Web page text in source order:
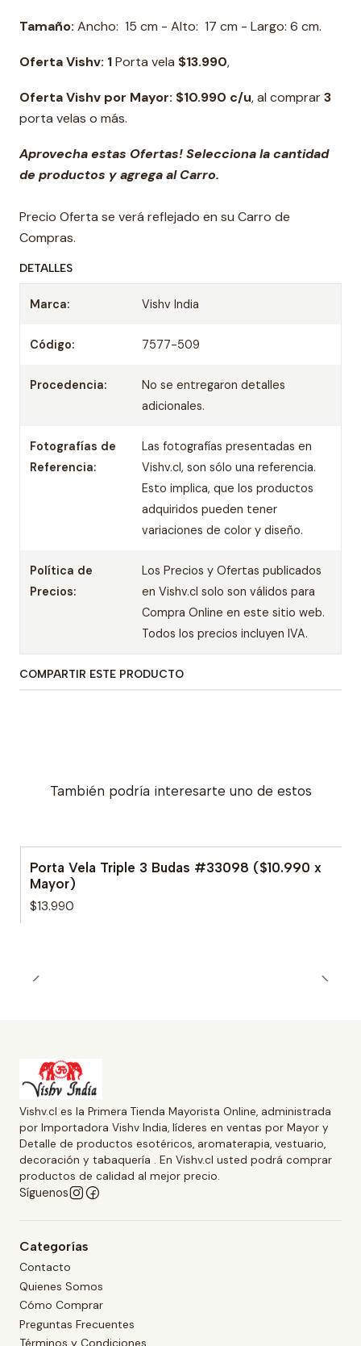
Tamaño: Ancho: 15 cm - Alto: 17 cm - Largo: 6 cm.
Oferta Vishv: 1Porta vela $13.990,
Oferta Vishv por Mayor: $10.990 c/u, al comprar3
porta velas o más.
Aprovecha estas Ofertas! Selecciona la cantidad
de productos y agrega al Carro.
Precio Oferta se verá reflejado en su Carro de
Compras.
DETALLES
Marca: Vishv India
Código: 7577-509
Procedencia:
No se entregaron detalles
adicionales.
Fotografías de
Referencia:
Las fotografías presentadas en
Vishv.cl, son sólo una referencia.
Esto implica, que los productos
adquiridos pueden tener
variaciones de color y diseño.
Política de
Precios:
Los Precios y Ofertas publicados
en Vishv.cl solo son válidos para
Compra Online en este sitio web.
Todos los precios incluyen IVA.
COMPARTIR ESTE PRODUCTO
También podría interesarte uno de estos
Porta Vela Triple 3 Budas #33098 ($10.990 x
Mayor)
$13.990
Vishv.cl es la Primera Tienda Mayorista Online, administrada
por Importadora Vishv India, líderes en ventas por Mayor y
Detalle de productos esotéricos, aromaterapia, vestuario,
decoración y tabaquería . En Vishv.cl usted podrá comprar
productos de calidad al mejor precio.
Síguenos
Categorías
Contacto
Quienes Somos
Cómo Comprar
Preguntas Frecuentes
Términos y Condiciones